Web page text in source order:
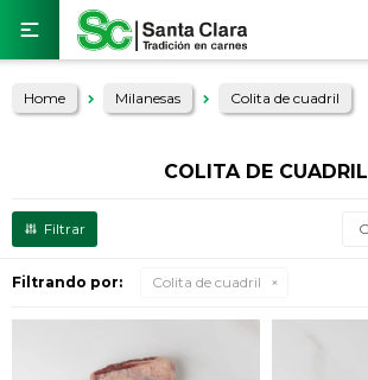

Home Milanesas Colita de cuadril
COLITA DE CUADRIL
Filtrando por: Colita de cuadril